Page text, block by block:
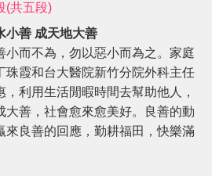
(共五段)
小善 成天地大善
小而不為，勿以惡小而為之。家庭
珠霞和台大醫院新竹分院外科主任
，利用生活閒暇時間去幫助他人，
大善，社會愈來愈美好。良善的動
來良善的回應，勤耕福田，快樂滿